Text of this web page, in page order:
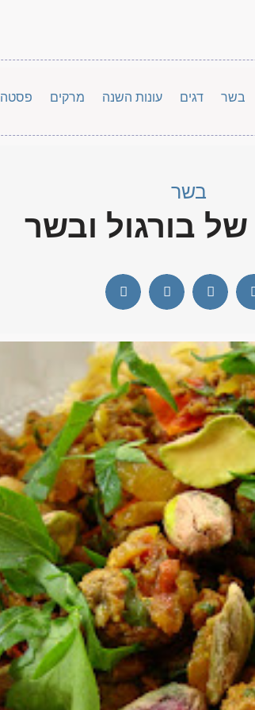
בשר דגים עונות השנה מרקים פסטה
בשר
בורגול ובשר